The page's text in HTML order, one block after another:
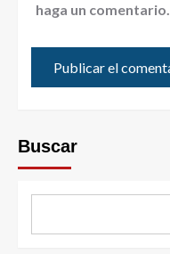
haga un comentario.
Buscar